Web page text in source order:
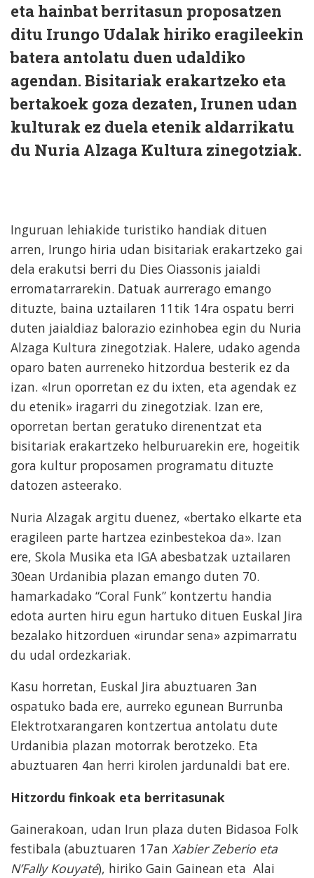
eta hainbat berritasun proposatzen
ditu Irungo Udalak hiriko eragileekin
batera antolatu duen udaldiko
agendan. Bisitariak erakartzeko eta
bertakoek goza dezaten, Irunen udan
kulturak ez duela etenik aldarrikatu
du Nuria Alzaga Kultura zinegotziak.
Inguruan lehiakide turistiko handiak dituen
arren, Irungo hiria udan bisitariak erakartzeko gai
dela erakutsi berri du Dies Oiassonis jaialdi
erromatarrarekin. Datuak aurrerago emango
dituzte, baina uztailaren 11tik 14ra ospatu berri
duten jaialdiaz balorazio ezinhobea egin du Nuria
Alzaga Kultura zinegotziak. Halere, udako agenda
oparo baten aurreneko hitzordua besterik ez da
izan. «Irun oporretan ez du ixten, eta agendak ez
du etenik» iragarri du zinegotziak. Izan ere,
oporretan bertan geratuko direnentzat eta
bisitariak erakartzeko helburuarekin ere, hogeitik
gora kultur proposamen programatu dituzte
datozen asteerako.
Nuria Alzagak argitu duenez, «bertako elkarte eta
eragileen parte hartzea ezinbestekoa da». Izan
ere, Skola Musika eta IGA abesbatzak uztailaren
30ean Urdanibia plazan emango duten 70.
hamarkadako “Coral Funk” kontzertu handia
edota aurten hiru egun hartuko dituen Euskal Jira
bezalako hitzorduen «irundar sena» azpimarratu
du udal ordezkariak.
Kasu horretan, Euskal Jira abuztuaren 3an
ospatuko bada ere, aurreko egunean Burrunba
Elektrotxarangaren kontzertua antolatu dute
Urdanibia plazan motorrak berotzeko. Eta
abuztuaren 4an herri kirolen jardunaldi bat ere.
Hitzordu finkoak eta berritasunak
Gainerakoan, udan Irun plaza duten Bidasoa Folk
festibala (abuztuaren 17an Xabier Zeberio eta
N’Fally Kouyaté), hiriko Gain Gainean eta Alai